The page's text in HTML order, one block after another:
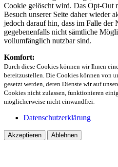
Cookie gelöscht wird. Das Opt-Out
Besuch unserer Seite daher wieder
jedoch darauf hin, dass im Falle
gegebenenfalls nicht sämtliche
vollumfänglich nutzbar sind.
Komfort:
Durch diese Cookies können wir Ihnen
bereitzustellen. Die Cookies können von
gesetzt werden, deren Dienste wir auf
Cookies nicht zulassen, funktionieren
möglicherweise nicht einwandfrei.
Datenschutzerklärung
Akzeptieren Ablehnen